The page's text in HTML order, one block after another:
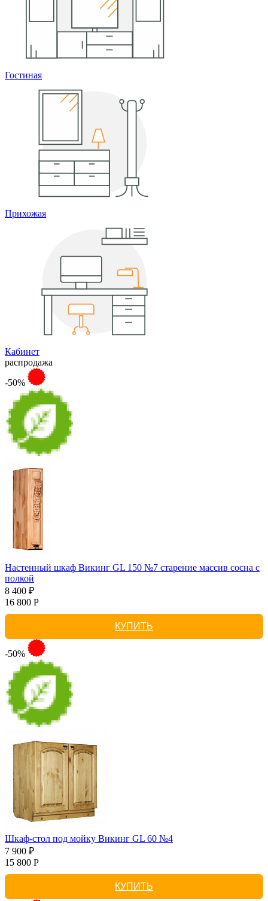
Гостиная
Прихожая
Кабинет
распродажа
-50%
Настенный шкаф Викинг GL 150 №7 старение массив сосна с
полкой
8 400 ₽
16 800 Р
КУПИТЬ
-50%
Шкаф-стол под мойку Викинг GL 60 №4
7 900 ₽
15 800 Р
КУПИТЬ